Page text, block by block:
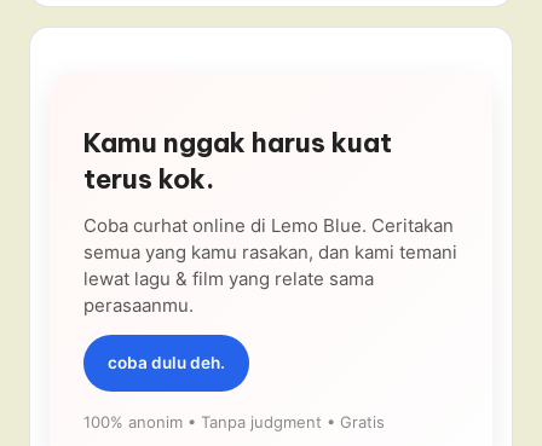
Kamu nggak harus kuat
terus kok.
Coba curhat online di Lemo Blue. Ceritakan
semua yang kamu rasakan, dan kami temani
lewat lagu & film yang relate sama
perasaanmu.
coba dulu deh.
100% anonim • Tanpa judgment • Gratis